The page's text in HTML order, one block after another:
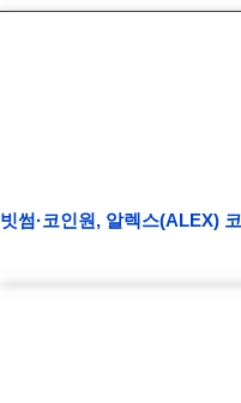
빗썸·코인원, 알렉스(ALEX)